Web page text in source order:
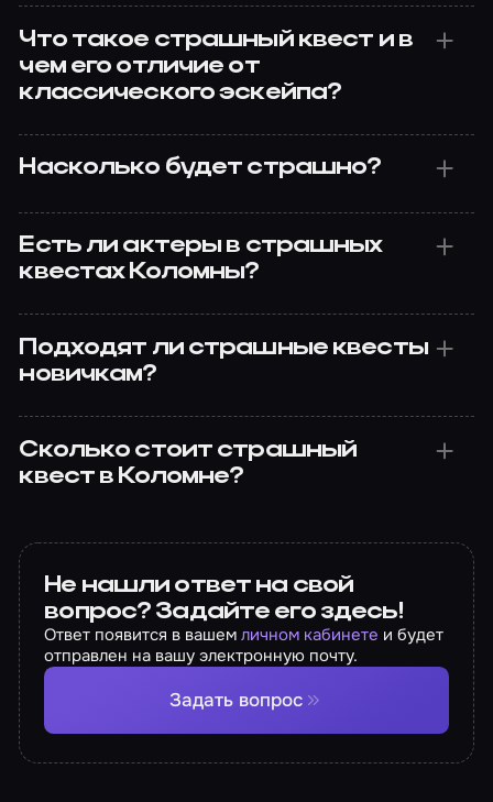
Что такое страшный квест и в
чем его отличие от
классического эскейпа?
Насколько будет страшно?
Есть ли актеры в страшных
квестах Коломны?
Подходят ли страшные квесты
новичкам?
Сколько стоит страшный
квест в Коломне?
Не нашли ответ на свой
вопрос? Задайте его здесь!
Ответ появится в вашемличном кабинете и будет
отправлен на вашу электронную почту.
Задать вопрос